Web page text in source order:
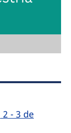
- 3 de